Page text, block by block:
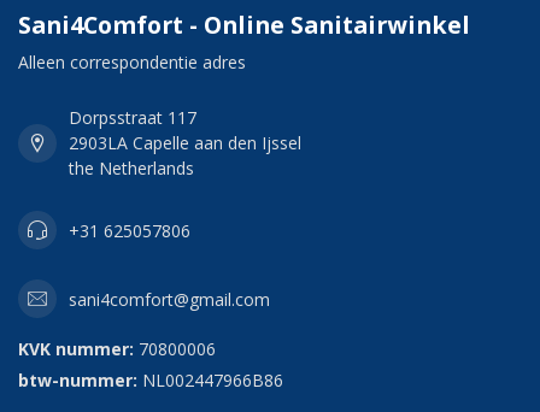
Sani4Comfort - Online Sanitairwinkel
Alleen correspondentie adres
Dorpsstraat 117
2903LA Capelle aan den Ijssel
the Netherlands
+31 625057806
sani4comfort@gmail.com
KVK nummer: 70800006
btw-nummer: NL002447966B86